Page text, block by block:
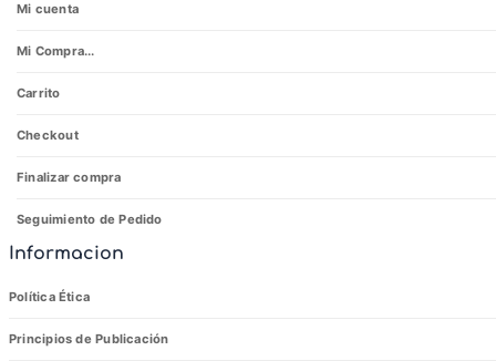
Mi cuenta
Mi Compra...
Carrito
Checkout
Finalizar compra
Seguimiento de Pedido
Informacion
Política Ética
Principios de Publicación